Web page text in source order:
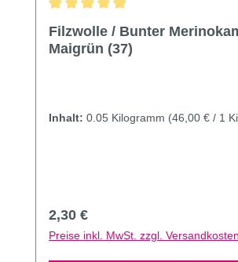
Filzwolle / Bunter
Maigrün (37)
Inhalt: 0.05 Kilogramm (46,00 € / 1
Regulärer Preis:
2,30 €
Preise inkl. MwSt. zzgl. Versandkosten